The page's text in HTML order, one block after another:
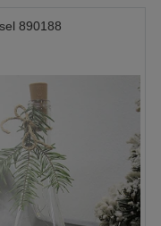
890188